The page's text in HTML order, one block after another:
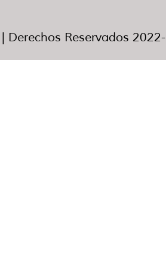
Derechos Reservados 2022-